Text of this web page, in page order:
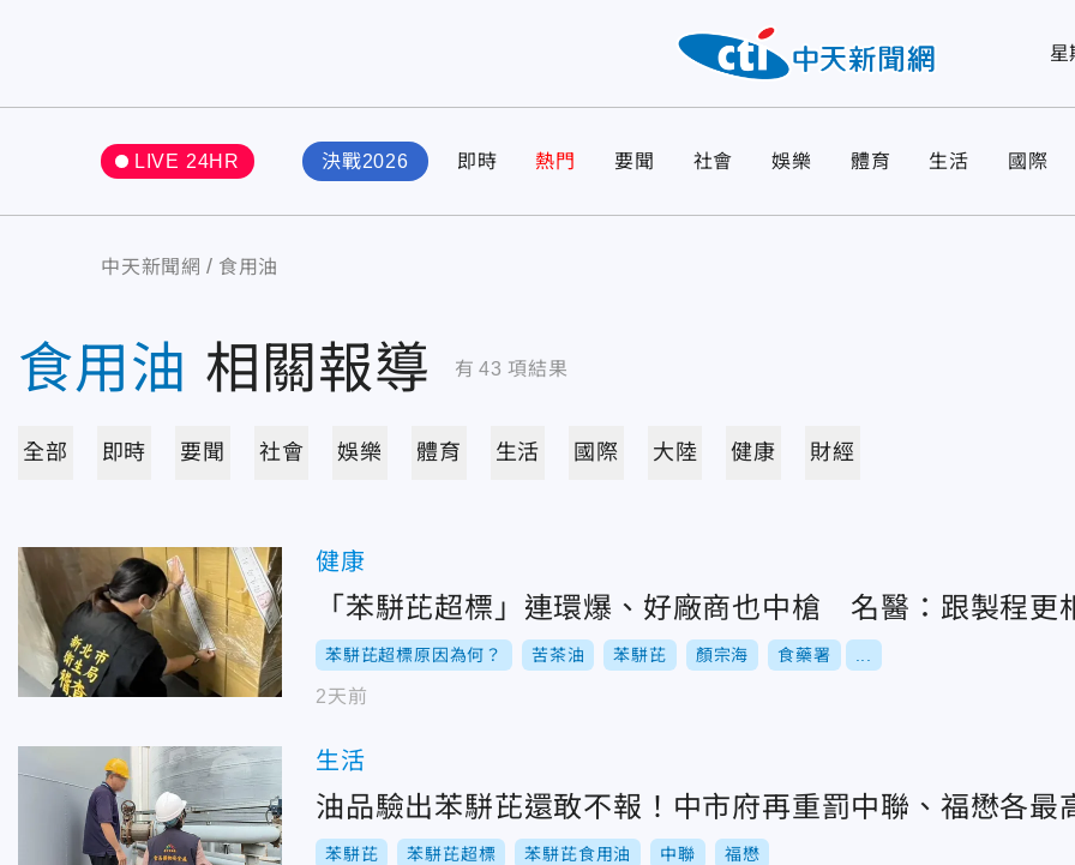
星
LIVE 24HR 決戰2026 即時 熱門 要聞 社會 娛樂 體育 生活 國際
中天新聞網 食用油
食用油 相關報導 有 43 項結果
全部 即時 要聞 社會 娛樂 體育 生活 國際 大陸 健康 財經
健康
「苯駢芘超標」連環爆、好廠商也中槍 名醫：跟製程更
苯駢芘超標原因為何？ 苦茶油 苯駢芘 顏宗海 食藥署
2天前
生活
油品驗出苯駢芘還敢不報！中市府再重罰中聯、福懋各最
苯駢芘 苯駢芘超標 苯駢芘食用油 中聯 福懋